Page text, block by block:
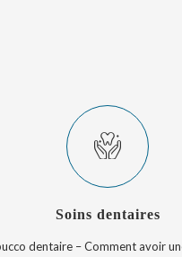
Soins dentaires
dentaire – Comment avoir